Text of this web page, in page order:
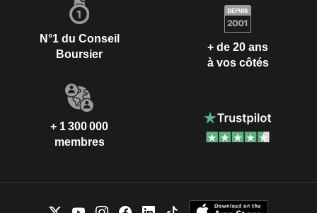
N°1 du Conseil
Boursier
+ de 20 ans
à vos côtés
+ 1 300 000
membres